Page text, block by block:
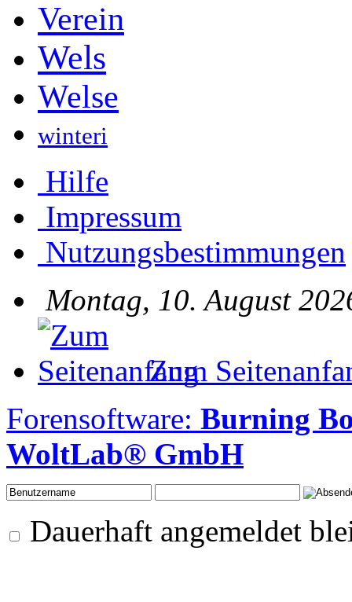
Verein
Wels
Welse
winteri
Hilfe
Impressum
Nutzungsbestimmungen
Montag, 10. August
Zum
Forensoftware: Burning
WoltLab® GmbH
Dauerhaft angemeldet